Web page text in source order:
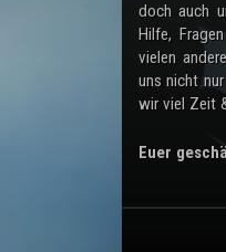
doch auch
Hilfe,
vielen
uns nicht
wir viel Zeit
Euer